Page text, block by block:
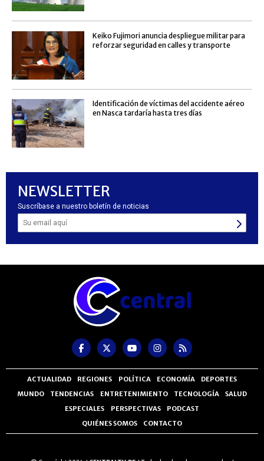
Keiko Fujimori anuncia despliegue militar para
reforzar seguridad en calles y transporte
Identificación de víctimas del accidente aéreo
en Nasca tardaría hasta tres días
NEWSLETTER
Suscríbase a nuestro boletín de noticias
ACTUALIDAD REGIONES POLÍTICA ECONOMÍA
DEPORTES
MUNDO
TENDENCIAS ENTRETENIMIENTO TECNOLOGÍA
SALUD
ESPECIALES
PERSPECTIVAS
PODCAST
QUIÉNES SOMOS
CONTACTO